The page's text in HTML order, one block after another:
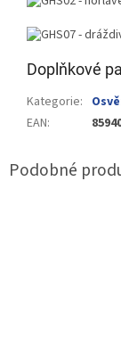
Doplňkové
Kategorie:
EAN: